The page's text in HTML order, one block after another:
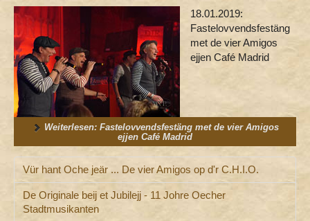
18.01.2019:
Fastelovvendsfestäng
met de vier Amigos
ejjen Café Madrid
Weiterlesen: Fastelovvendsfestäng met de vier Amigos
ejjen Café Madrid
Vür hant Oche jeär ... De vier Amigos op d'r C.H.I.O.
De Originale beij et Jubilejj - 11 Johre Oecher
Stadtmusikanten